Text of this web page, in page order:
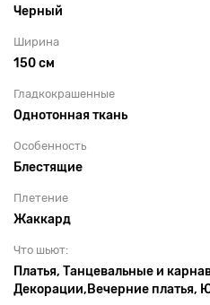
Черный
Ширина
150 см
Гладкокрашенные
Однотонная ткань
Особенность
Блестящие
Плетение
Жаккард
Что шьют:
Платья, Танцевальные и
Декорации,Вечерние платья,